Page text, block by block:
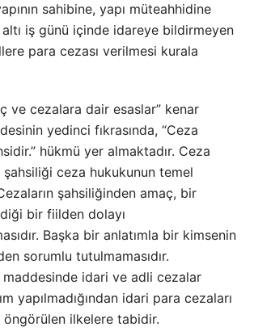
sahibine, yapı müteahhidine
altı iş günü içinde idareye bildirmeyen
para cezası verilmesi kurala
ve cezalara dair esaslar” kenar
yedinci fıkrasında, “Ceza
hükmü yer almaktadır. Ceza
ceza hukukunun temel
şahsiliğinden amaç, bir
bir fiilden dolayı
Başka bir anlatımla bir kimsenin
sorumlu tutulmamasıdır.
maddesinde idari ve adli cezalar
yapılmadığından idari para cezaları
ilkelere tabidir.